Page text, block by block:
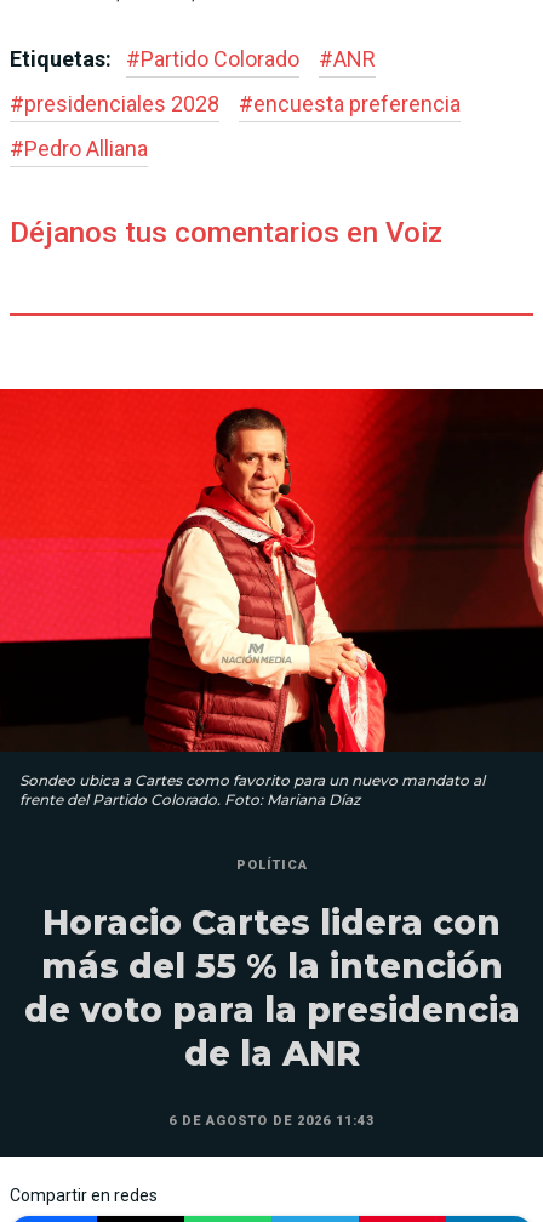
Etiquetas: #Partido Colorado #ANR
#presidenciales 2028 #encuesta preferencia
#Pedro Alliana
Déjanos tus comentarios en Voiz
Sondeo ubica a Cartes como favorito para un nuevo mandato al
frente del Partido Colorado. Foto: Mariana Díaz
POLÍTICA
Horacio Cartes lidera con
más del 55 % la intención
de voto para la presidencia
de la ANR
6 DE AGOSTO DE 2026 11:43
Compartir en redes